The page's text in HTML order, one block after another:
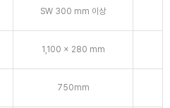
SW 300 mm 이상
1,100 x 280 mm
750mm